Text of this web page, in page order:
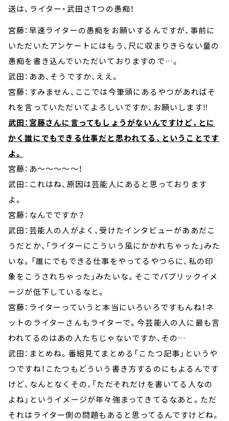
送は、ライター・武田さTつの愚痴！
宮藤：早速ライターの愚痴をお願いするんですが、事前に
いただいたアンケートにはもう、尺に収まりきらない量の
愚痴を書き込んでいただいておりますので…。
武田：ああ、そうですか、ええ。
宮藤：すみません、ここでは今筆頭にあるやつがあればそ
れを言っていただいてよろしいですか、お願いします‼
武田：宮藤さんに言ってもしょうがないんですけど、とに
かく誰にでもできる仕事だと思われてる、ということです
よ。
宮藤：あ～～～～～！
武田：これはね、原因は芸能人にあると思っております
よ。
宮藤：なんでですか？
武田：芸能人の人がよく、受けたインタビューがああだこ
うだとか、「ライターにこういう風にかかれちゃった」みた
いな。「誰にでもできる仕事をやってるやつらに、私の印
象をこうされちゃった」みたいな。そこでパブリックイメ
ージが低下しているなと。
宮藤：ライターっていうと本当にいろいろですもんね！ネ
ットのライターさんもライターで。今芸能人の人に最も言
われてるのはあの人たちじゃないですか、その…
武田：まとめね。番組見てまとめる「こたつ記事」というや
つですね！こたつもどういう書き方するのにもよるんです
けど、なんとなくその、「ただそれだけを書いてる人なの
よね」というイメージが年々強まってきてるなあと。ただ
それはライター側の問題もあると思ってるんですけどね。